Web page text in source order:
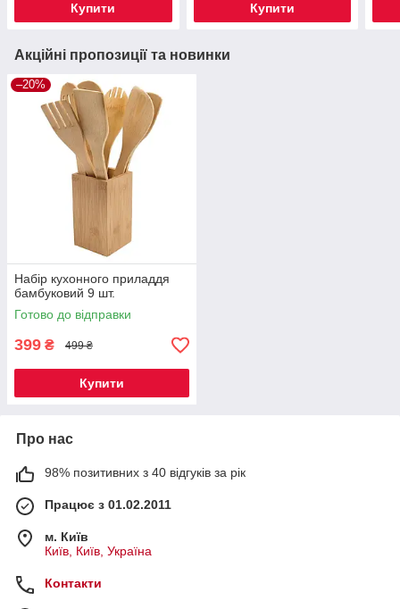
Купити Купити
Акційні пропозиції та новинки
–20%
Набір кухонного приладдя
бамбуковий 9 шт.
Готово до відправки
399 ₴ 499 ₴
Купити
Про нас
98% позитивних з 40 відгуків за рік
Працює з 01.02.2011
м. Київ
Київ, Київ, Україна
Контакти